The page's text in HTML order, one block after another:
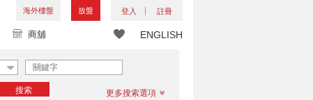
海外樓盤 放盤 登入 註冊
ENGLISH
商舖
搜索 更多搜索選項